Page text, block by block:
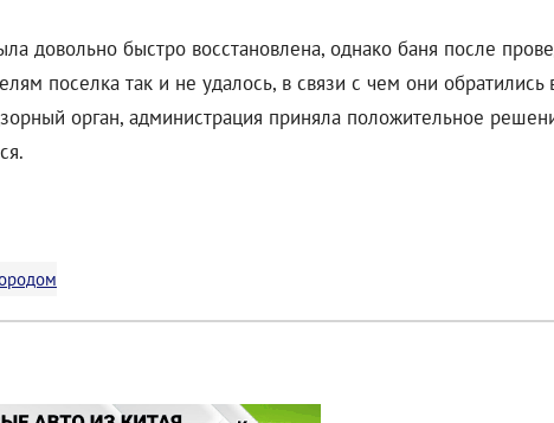
довольно быстро восстановлена, однако баня после
поселка так и не удалось, в связи с чем они
орган, администрация приняла положительное